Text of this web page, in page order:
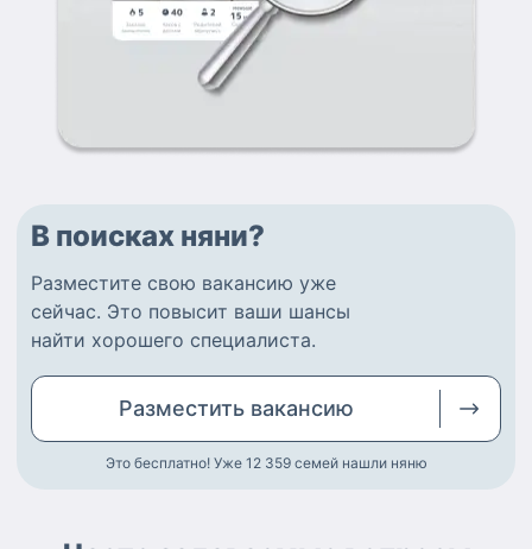
В поисках няни?
Разместите свою вакансию уже
сейчас. Это повысит ваши шансы
найти хорошего специалиста.
Разместить вакансию
Это бесплатно! Уже 12 359 семей нашли няню